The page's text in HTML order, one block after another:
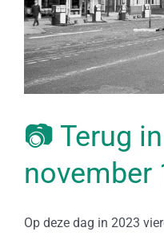
📷 Terug
november
Op deze dag in 2023